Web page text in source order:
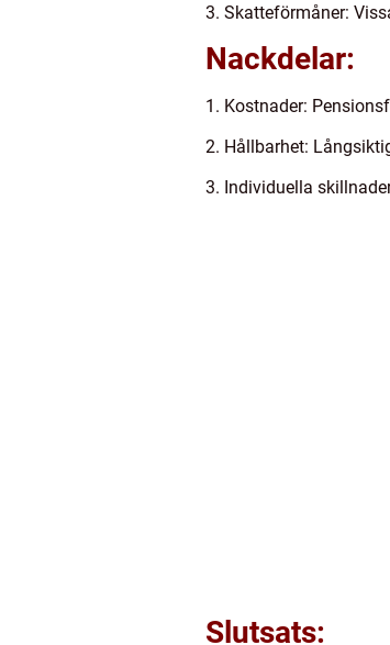
3. Skatteförmåner:
Nackdelar:
1. Kostnader:
2. Hållbarhet:
3. Individuella
Slutsats: